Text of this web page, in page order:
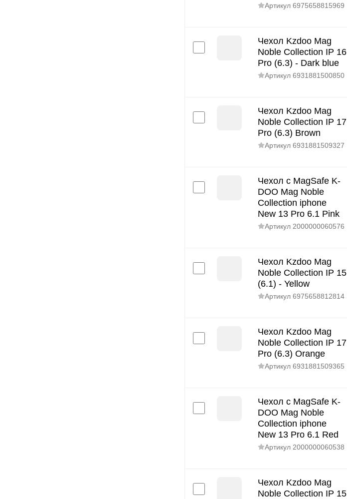
Артикул 6975658815969
Чехол Kzdoo Mag
Noble Collection IP 16
Pro (6.3) - Dark blue
Артикул 6931881500850
Чехол Kzdoo Mag
Noble Collection IP 17
Pro (6.3) Brown
Артикул 6931881509327
Чехол с MagSafe K-
DOO Mag Noble
Collection iphone
New 13 Pro 6.1 Pink
Артикул 2000000060576
Чехол Kzdoo Mag
Noble Collection IP 15
(6.1) - Yellow
Артикул 6975658812814
Чехол Kzdoo Mag
Noble Collection IP 17
Pro (6.3) Orange
Артикул 6931881509365
Чехол с MagSafe K-
DOO Mag Noble
Collection iphone
New 13 Pro 6.1 Red
Артикул 2000000060538
Чехол Kzdoo Mag
Noble Collection IP 15